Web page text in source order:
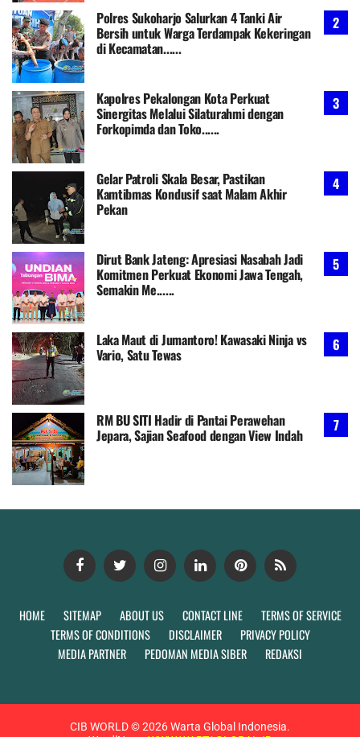
Polres Sukoharjo Salurkan 4 Tanki Air
Bersih untuk Warga Terdampak Kekeringan
di Kecamatan......
Kapolres Pekalongan Kota Perkuat
Sinergitas Melalui Silaturahmi dengan
Forkopimda dan Toko......
Gelar Patroli Skala Besar, Pastikan
Kamtibmas Kondusif saat Malam Akhir
Pekan
Dirut Bank Jateng: Apresiasi Nasabah Jadi
Komitmen Perkuat Ekonomi Jawa Tengah,
Semakin Me......
Laka Maut di Jumantoro! Kawasaki Ninja vs
Vario, Satu Tewas
RM BU SITI Hadir di Pantai Perawehan
Jepara, Sajian Seafood dengan View Indah
HOME SITEMAP ABOUT US CONTACT LINE
TERMS OF SERVICE
TERMS OF CONDITIONS
DISCLAIMER
PRIVACY POLICY
MEDIA PARTNER
PEDOMAN MEDIA SIBER REDAKSI
CIB WORLD ©2026Warta Global Indonesia.